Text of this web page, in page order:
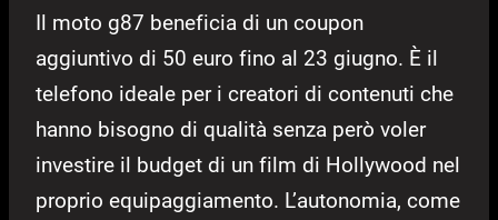
Il moto g87 beneficia di un coupon
aggiuntivo di 50 euro fino al 23 giugno. È il
telefono ideale per i creatori di contenuti che
hanno bisogno di qualità senza però voler
investire il budget di un film di Hollywood nel
proprio equipaggiamento. L’autonomia, come